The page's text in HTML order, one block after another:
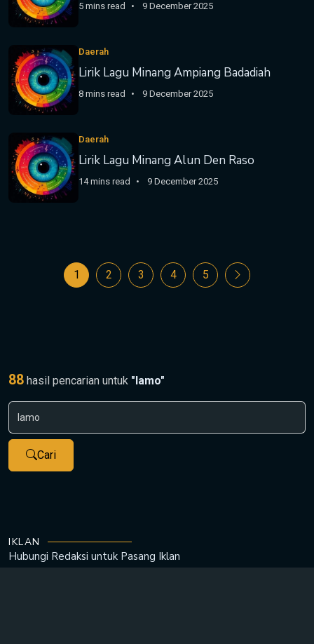
5 mins read 9 December 2025
Daerah
Lirik Lagu Minang Ampiang Badadiah
8 mins read 9 December 2025
Daerah
Lirik Lagu Minang Alun Den Raso
14 mins read 9 December 2025
1 2 3 4 5
88 hasil pencarian untuk "lamo"
Cari
IKLAN
Hubungi Redaksi untuk Pasang Iklan